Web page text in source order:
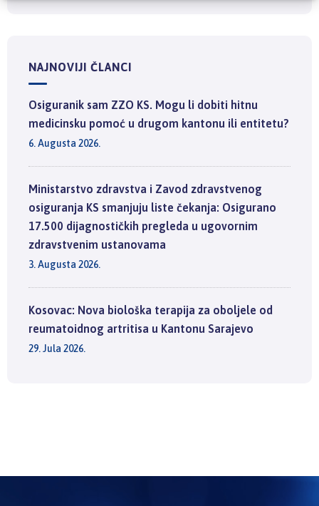
NAJNOVIJI ČLANCI
Osiguranik sam ZZO KS. Mogu li dobiti hitnu
medicinsku pomoć u drugom kantonu ili entitetu?
6. Augusta 2026.
Ministarstvo zdravstva i Zavod zdravstvenog
osiguranja KS smanjuju liste čekanja: Osigurano
17.500 dijagnostičkih pregleda u ugovornim
zdravstvenim ustanovama
3. Augusta 2026.
Kosovac: Nova biološka terapija za oboljele od
reumatoidnog artritisa u Kantonu Sarajevo
29. Jula 2026.